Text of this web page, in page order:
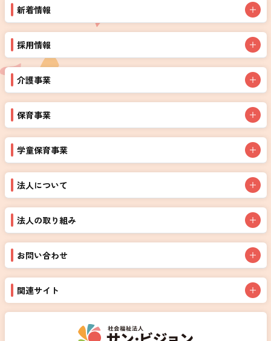
新着情報
採用情報
介護事業
保育事業
学童保育事業
法人について
法人の取り組み
お問い合わせ
関連サイト